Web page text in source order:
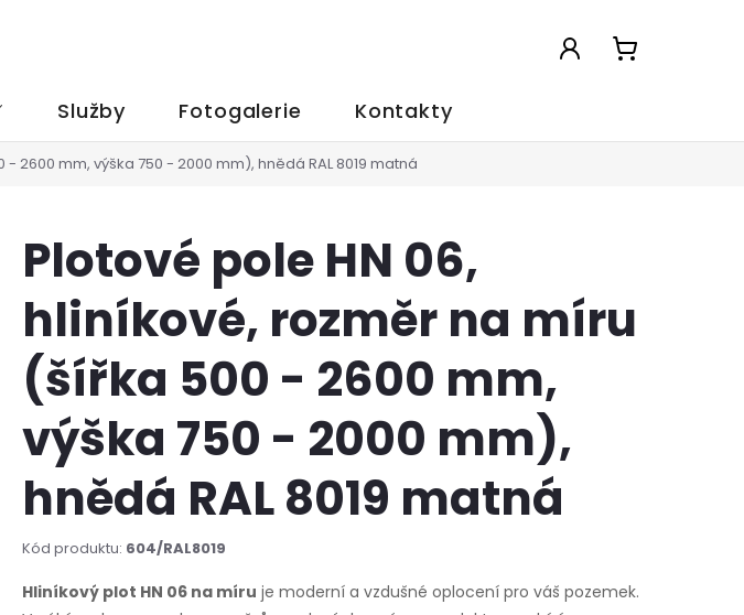
KOŠÍK
Služby Fotogalerie Kontakty
2600 mm, výška 750 - 2000 mm), hnědá RAL 8019 matná
Plotové pole HN 06,
hliníkové, rozměr na míru
(šířka 500 - 2600 mm,
výška 750 - 2000 mm),
hnědá RAL 8019 matná
Kód produktu: 604/RAL8019
Hliníkový plot HN 06 na míru je moderní a vzdušné oplocení pro váš pozemek.